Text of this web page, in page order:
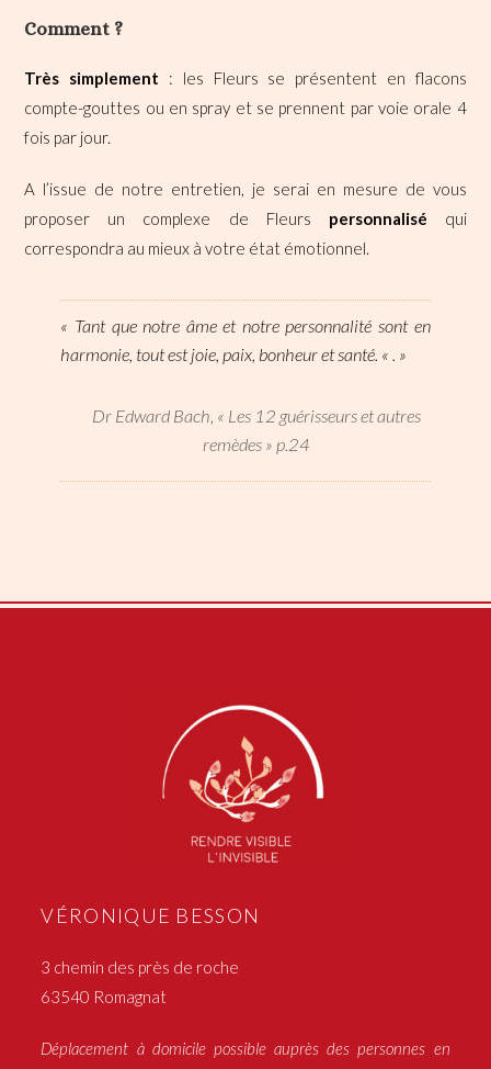
Comment ?
Très simplement : les Fleurs se présentent en flacons
compte-gouttes ou en spray et se prennent par voie orale 4
fois par jour.
A l’issue de notre entretien, je serai en mesure de vous
proposer un complexe de Fleurs personnalisé qui
correspondra au mieux à votre état émotionnel.
« Tant que notre âme et notre personnalité sont en
harmonie, tout est joie, paix, bonheur et santé. « . »
Dr Edward Bach, « Les 12 guérisseurs et autres
remèdes » p.24
VÉRONIQUE BESSON
3 chemin des près de roche
63540 Romagnat
Déplacement à domicile possible auprès des personnes en